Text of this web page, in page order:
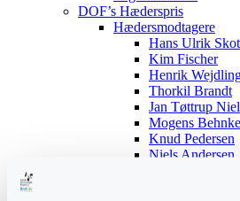
DOF’s Hæderspris
Hædersmodtagere
Hans Ulrik
Kim Fischer
Henrik
Thorkil Brandt
Jan Tøttrup
Mogens
Knud Pedersen
Niels Andersen